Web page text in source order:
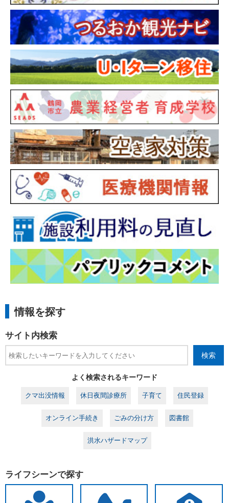
情報を探す
サイト内検索
検索
よく検索されるキーワード
クマ出没情報 休日夜間診療所 子育て 住民登録
オンライン手続き ごみの分け方 図書館
洪水ハザードマップ
ライフシーンで探す